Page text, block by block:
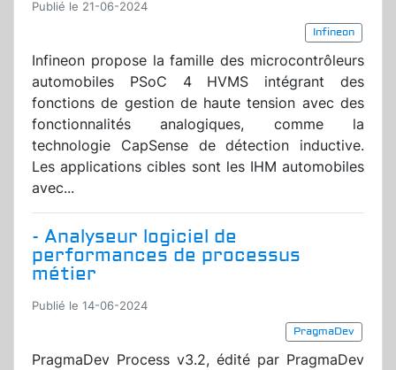
Publié le 21-06-2024
Infineon
Infineon propose la famille des microcontrôleurs
automobiles PSoC 4 HVMS intégrant des
fonctions de gestion de haute tension avec des
fonctionnalités analogiques, comme la
technologie CapSense de détection inductive.
Les applications cibles sont les IHM automobiles
avec...
- Analyseur logiciel de
performances de processus
métier
Publié le 14-06-2024
PragmaDev
PragmaDev Process v3.2, édité par PragmaDev